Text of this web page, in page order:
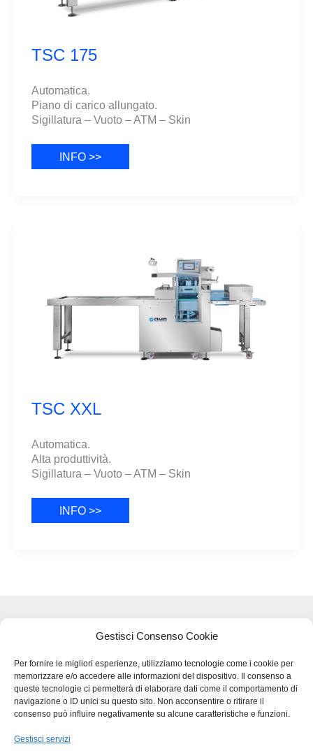
Gestisci Consenso Cookie
Per fornire le migliori esperienze, utilizziamo tecnologie come i cookie per
memorizzare e/o accedere alle informazioni del dispositivo. Il consenso a
queste tecnologie ci permetterà di elaborare dati come il comportamento di
navigazione o ID unici su questo sito. Non acconsentire o ritirare il
consenso può influire negativamente su alcune caratteristiche e funzioni.
Gestisci servizi
TSC 175
Automatica.
Piano di carico allungato.
Sigillatura – Vuoto – ATM – Skin
TSC
175
INFO >>
TSC XXL
Automatica.
Alta produttività.
Sigillatura – Vuoto – ATM – Skin
TSC
XXL
INFO >>
Termini legali e Privacy - GDPR
BMB SRL – VIA DEL LAVORO 48
36034 MOLINA DI MALO (VI)
TEL +39 0445.510207